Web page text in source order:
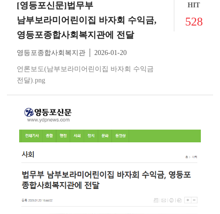
[영등포신문]법무부
남부보라미어린이집 바자회 수익금,
영등포종합사회복지관에 전달
영등포종합사회복지관 │ 2026-01-20
언론보도(남부보라미어린이집 바자회 수익금
전달).png
HIT
528